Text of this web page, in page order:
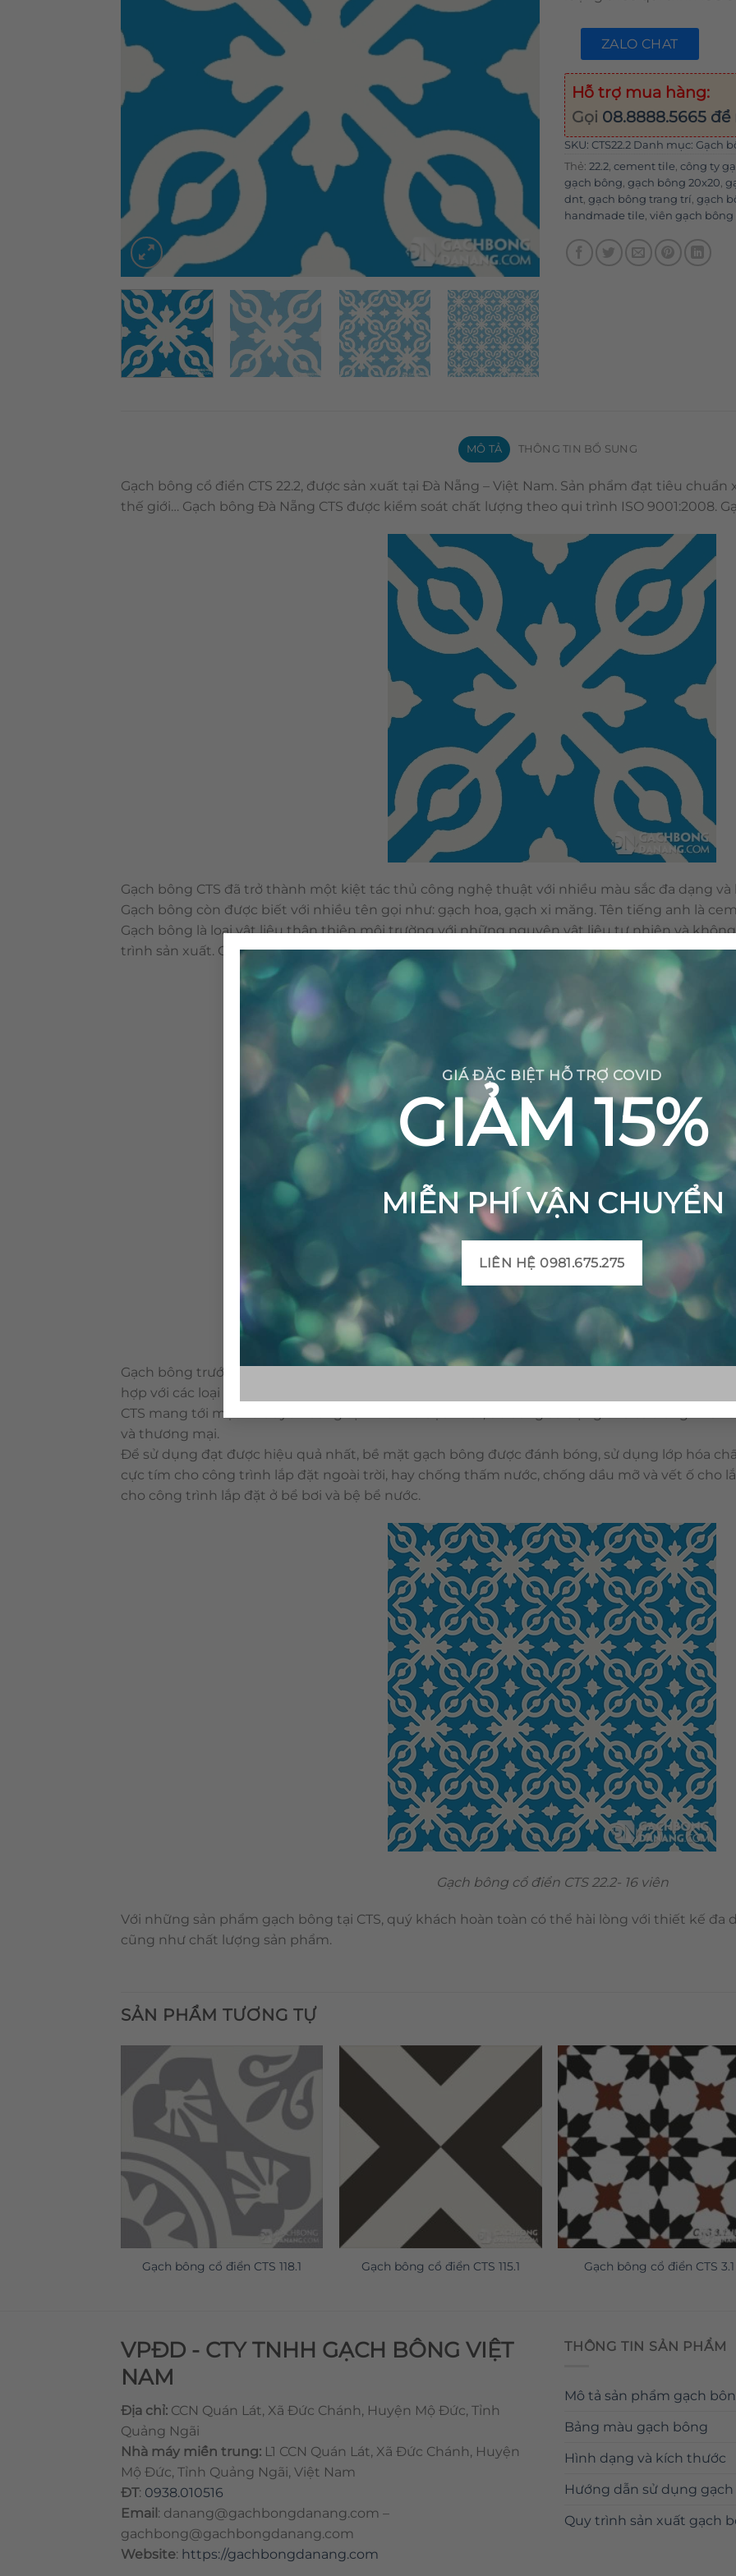
GIÁ ĐẶC BIỆT HỖ TRỢ COVID
GIẢM 15%
MIỄN PHÍ VẬN CHUYỂN
LIÊN HỆ 0981.675.275
ZALO CHAT
Hỗ trợ mua hàng:
Gọi 08.8888.5665 để
SKU: CTS22.2 Danh mục: Gạch
Thẻ: 22.2, cement tile, công ty
gạch bông, gạch bông 20x20,
dnt, gạch bông trang trí, gạch
handmade tile, viên gạch bông
MÔ TẢ THÔNG TIN BỔ SUNG
Gạch bông cổ điển CTS 22.2, được sản xuất tại Đà Nẵng – Việt Nam. Sản phẩm đạt tiêu
thế giới… Gạch bông Đà Nẵng CTS được kiểm soát chất lượng theo qui trình ISO 9001:2008.
Gạch bông CTS đã trở thành một kiệt tác thủ công nghệ thuật với nhiều màu sắc đa dạng và
Gạch bông còn được biết với nhiều tên gọi như: gạch hoa, gạch xi măng. Tên tiếng anh là
Gạch bông là loại vật liệu thân thiện môi trường với những nguyên vật liệu tự nhiên và
trình sản xuất. Cấu tạo & qui trình nên viên gạch bông được sản xuất thủ công không gây ra
Gạch bông cổ điển CTS 22.2 – 4 viên
Gạch bông trước đây được xem như nữ hoàng trong vật liệu trang trí. Với ưu điểm như: đang
hợp với các loại vật liệu khác. Là loại vật liệu có tính thoáng mát, dễ vệ sinh. Đặc biệt, gạch
CTS mang tới một vẻ duyên dáng tự nhiên và độc nhất, dễ dàng sử dụng cho cả trong nhà
và thương mại.
Để sử dụng đạt được hiệu quả nhất, bề mặt gạch bông được đánh bóng, sử dụng lớp hóa
cực tím cho công trình lắp đặt ngoài trời, hay chống thấm nước, chống dầu mỡ và vết ố cho
cho công trình lắp đặt ở bể bơi và bệ bể nước.
Gạch bông cổ điển CTS 22.2- 16 viên
Với những sản phẩm gạch bông tại CTS, quý khách hoàn toàn có thể hài lòng với thiết kế đa
cũng như chất lượng sản phẩm.
SẢN PHẨM TƯƠNG TỰ
Gạch bông cổ điển CTS 118.1 Gạch bông cổ điển CTS 115.1 Gạch bông cổ điển CTS 3.1
VPĐD - CTY TNHH GẠCH BÔNG VIỆT
NAM
Địa chỉ: CCN Quán Lát, Xã Đức Chánh, Huyện Mộ Đức, Tỉnh
Quảng Ngãi
Nhà máy miền trung: L1 CCN Quán Lát, Xã Đức Chánh, Huyện
Mộ Đức, Tỉnh Quảng Ngãi, Việt Nam
ĐT: 0938.010516
Email : danang@gachbongdanang.com –
gachbong@gachbongdanang.com
Website: https://gachbongdanang.com
THÔNG TIN SẢN PHẨM
Mô tả sản phẩm gạch
Bảng màu gạch bông
Hình dạng và kích thước
Hướng dẫn sử dụng
Quy trình sản xuất gạch